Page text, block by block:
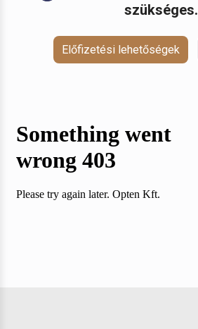
szükséges.
Előfizetési lehetőségek